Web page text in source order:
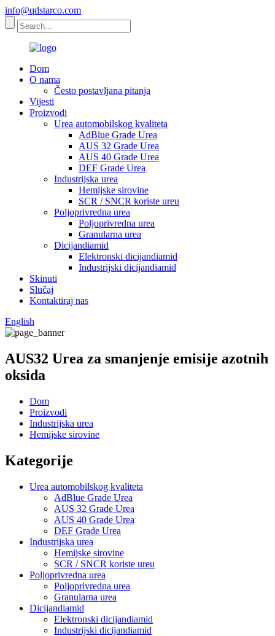
info@qdstarco.com
Dom
O nama
Često postavljana pitanja
Vijesti
Proizvodi
Urea automobilskog kvaliteta
AdBlue Grade Urea
AUS 32 Grade Urea
AUS 40 Grade Urea
DEF Grade Urea
Industrijska urea
Hemijske sirovine
SCR / SNCR koriste ureu
Poljoprivredna urea
Poljoprivredna urea
Granularna urea
Dicijandiamid
Elektronski dicijandiamid
Industrijski dicijandiamid
Skinuti
Slučaj
Kontaktiraj nas
English
AUS32 Urea za smanjenje emisije azotnih
oksida
Dom
Proizvodi
Industrijska urea
Hemijske sirovine
Kategorije
Urea automobilskog kvaliteta
AdBlue Grade Urea
AUS 32 Grade Urea
AUS 40 Grade Urea
DEF Grade Urea
Industrijska urea
Hemijske sirovine
SCR / SNCR koriste ureu
Poljoprivredna urea
Poljoprivredna urea
Granularna urea
Dicijandiamid
Elektronski dicijandiamid
Industrijski dicijandiamid